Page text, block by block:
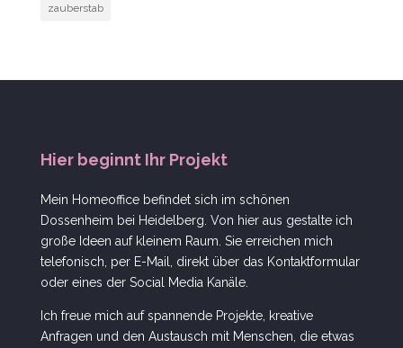
zauberstab
Hier beginnt Ihr Projekt
Mein Homeoffice befindet sich im schönen
Dossenheim bei Heidelberg. Von hier aus gestalte ich
große Ideen auf kleinem Raum. Sie erreichen mich
telefonisch, per E-Mail, direkt über das Kontaktformular
oder eines der Social Media Kanäle.
Ich freue mich auf spannende Projekte, kreative
Anfragen und den Austausch mit Menschen, die etwas